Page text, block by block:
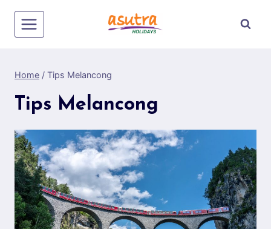
content
Home / Tips Melancong
Tips Melancong